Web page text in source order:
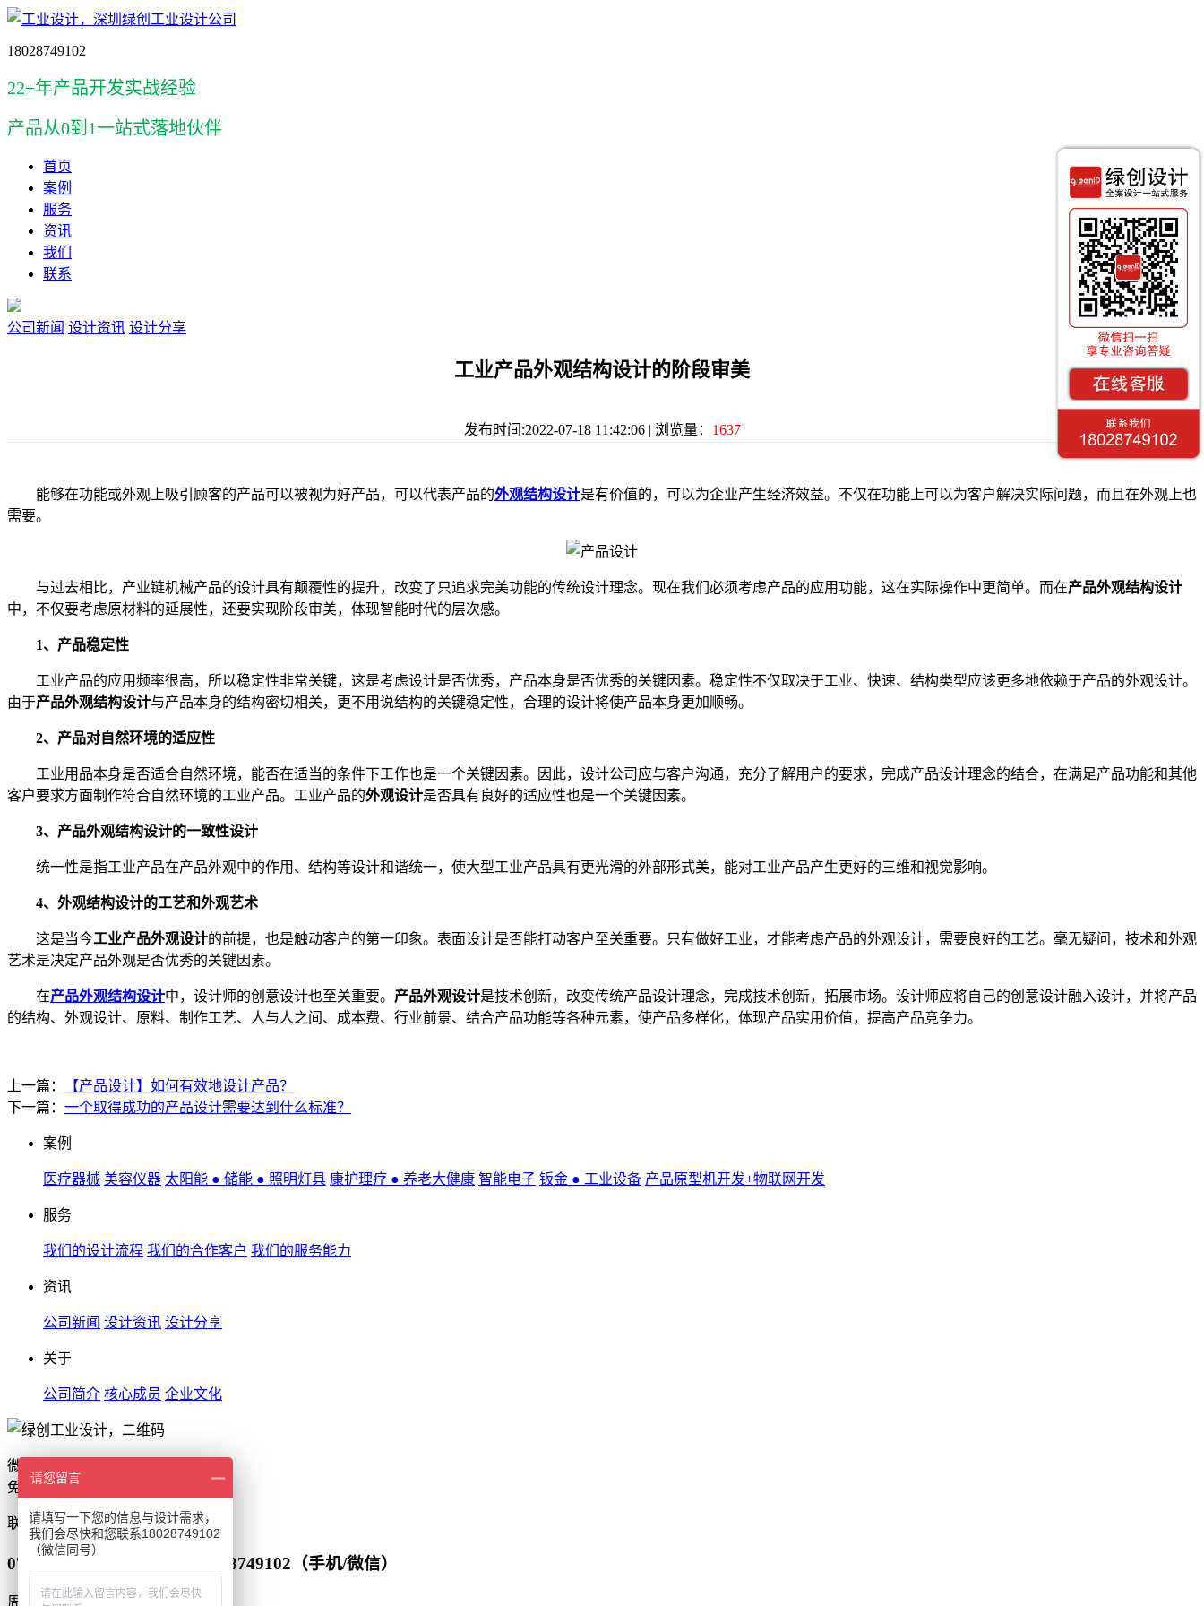
18028749102
22+年产品开发实战经验
产品从0到1一站式落地伙伴
首页
案例
服务
资讯
我们
联系
公司新闻 设计资讯 设计分享
工业产品外观结构设计的阶段审美
发布时间:2022-07-18 11:42:06 | 浏览量： 1637
能够在功能或外观上吸引顾客的产品可以被视为好产品，可以代表产品的外观结构设计是有价值的，可以为企业产生经济效益。不仅在功能上可以为客户解决实际问题，而且在外观上也
需要。
与过去相比，产业链机械产品的设计具有颠覆性的提升，改变了只追求完美功能的传统设计理念。现在我们必须考虑产品的应用功能，这在实际操作中更简单。而在产品外观结构设计
中，不仅要考虑原材料的延展性，还要实现阶段审美，体现智能时代的层次感。
1、产品稳定性
工业产品的应用频率很高，所以稳定性非常关键，这是考虑设计是否优秀，产品本身是否优秀的关键因素。稳定性不仅取决于工业、快速、结构类型应该更多地依赖于产品的外观设计。
由于产品外观结构设计与产品本身的结构密切相关，更不用说结构的关键稳定性，合理的设计将使产品本身更加顺畅。
2、产品对自然环境的适应性
工业用品本身是否适合自然环境，能否在适当的条件下工作也是一个关键因素。因此，设计公司应与客户沟通，充分了解用户的要求，完成产品设计理念的结合，在满足产品功能和其他
客户要求方面制作符合自然环境的工业产品。工业产品的外观设计是否具有良好的适应性也是一个关键因素。
3、产品外观结构设计的一致性设计
统一性是指工业产品在产品外观中的作用、结构等设计和谐统一，使大型工业产品具有更光滑的外部形式美，能对工业产品产生更好的三维和视觉影响。
4、外观结构设计的工艺和外观艺术
这是当今工业产品外观设计的前提，也是触动客户的第一印象。表面设计是否能打动客户至关重要。只有做好工业，才能考虑产品的外观设计，需要良好的工艺。毫无疑问，技术和外观
艺术是决定产品外观是否优秀的关键因素。
在产品外观结构设计中，设计师的创意设计也至关重要。 产品外观设计是技术创新，改变传统产品设计理念，完成技术创新，拓展市场。设计师应将自己的创意设计融入设计，并将产品
的结构、外观设计、原料、制作工艺、人与人之间、成本费、行业前景、结合产品功能等各种元素，使产品多样化，体现产品实用价值，提高产品竞争力。
上一篇：
【产品设计】如何有效地设计产品？
下一篇： 一个取得成功的产品设计需要达到什么标准？
案例
医疗器械 美容仪器 太阳能 ● 储能 ● 照明灯具 康护理疗 ● 养老大健康 智能电子 钣金 ● 工业设备 产品原型机开发+物联网开发
服务
我们的设计流程 我们的合作客户 我们的服务能力
资讯
公司新闻 设计资讯 设计分享
关于
公司简介 核心成员 企业文化
微信扫一扫
免费获取设计报价
联系
0755-86550255（座机） 18028749102（手机/微信）
周一到周日 9:00-22:00
请您留言
请填写一下您的信息与设计需求，
我们会尽快和您联系18028749102
（微信同号）